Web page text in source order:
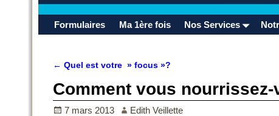
Formulaires Ma 1ère fois Nos Services
← Quel est votre » focus »?
Comment vous nourrissez-
7 mars 2013 Edith Veillette